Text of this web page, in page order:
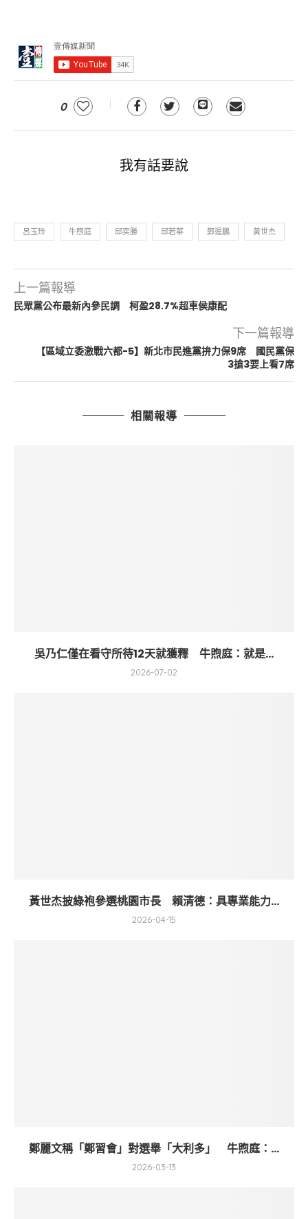
0
我有話要說
呂玉玲 牛煦庭 邱奕勝 邱若華 鄭運鵬 黃世杰
上一篇報導
民眾黨公布最新內參民調 柯盈28.7%超車侯康配
下一篇報導
【區域立委激戰六都-5】新北市民進黨拚力保9席 國民黨保
3搶3要上看7席
相關報導
吳乃仁僅在看守所待12天就獲釋 牛煦庭：就是...
2026-07-02
黃世杰披綠袍參選桃園市長 賴清德：具專業能力...
2026-04-15
鄭麗文稱「鄭習會」對選舉「大利多」 牛煦庭：...
2026-03-13